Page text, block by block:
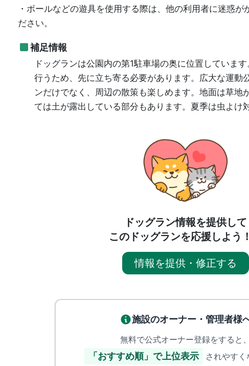
・ボールなどの遊具を使用する際は、他の利用者に迷惑が
ださい。
補足情報
ドッグランは公園内の第1駐車場の奥に位置していま
行うため、先に立ち寄る必要があります。広大な運動
ンだけでなく、周辺の散策も楽しめます。地面は草地
ては土が露出している部分もあります。夏季は虫よけ
ドッグラン情報を提供して
このドッグランを応援しよう
情報を提供・修正する
施設のオーナー・管理者様
無料で公式オーナー登録をすると、
「おすすめ順」で上位表示 されやすく